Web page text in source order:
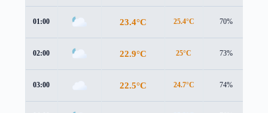
01:00 23.4°C 25.4°C 70%
02:00 22.9°C 25°C 73%
03:00 22.5°C 24.7°C 74%